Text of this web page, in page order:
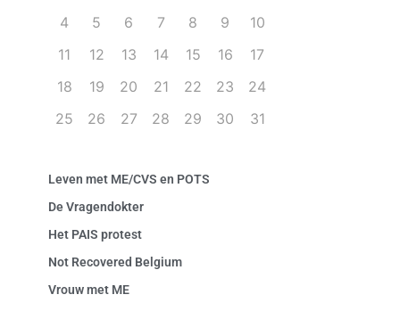
4
5 6 7 8 9
10
11
12 13 14 15 16
17
18
19 20 21 22 23
24
25
26 27 28 29 30 31
Leven met ME/CVS en POTS
De Vragendokter
Het PAIS protest
Not Recovered Belgium
Vrouw met ME